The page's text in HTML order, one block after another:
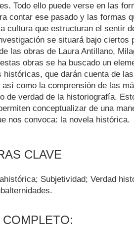
Todo ello puede verse en las
contar ese pasado y las formas
cultura que estructuran el sentir
se situará bajo ciertos
las obras de Laura Antillano,
obras se ha buscado un
históricas, que darán cuenta de
como la comprensión de las
de verdad de la historiografía.
conceptualizar de una
nos convoca: la novela histórica.
CLAVE
Subjetividad; Verdad